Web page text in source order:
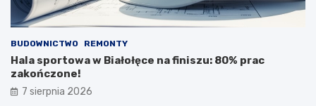
BUDOWNICTWO REMONTY
Hala sportowa w Białołęce na finiszu: 80% prac
zakończone!
7 sierpnia 2026